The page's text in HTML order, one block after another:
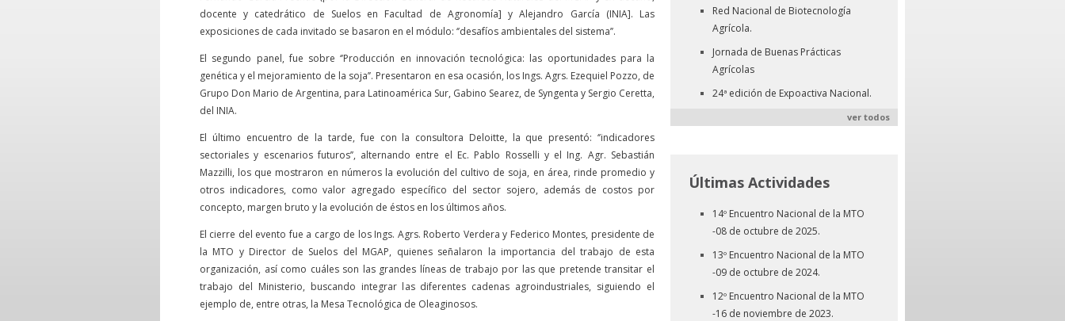
docente y catedrático de Suelos en Facultad de Agronomía] y Alejandro García (INIA]. Las
exposiciones de cada invitado se basaron en el módulo: ‘’desafíos ambientales del sistema’’.
El segundo panel, fue sobre ‘’Producción en innovación tecnológica: las oportunidades para la
genética y el mejoramiento de la soja’’. Presentaron en esa ocasión, los Ings. Agrs. Ezequiel Pozzo, de
Grupo Don Mario de Argentina, para Latinoamérica Sur, Gabino Searez, de Syngenta y Sergio Ceretta,
del INIA.
El último encuentro de la tarde, fue con la consultora Deloitte, la que presentó: ‘’indicadores
sectoriales y escenarios futuros’’, alternando entre el Ec. Pablo Rosselli y el Ing. Agr. Sebastián
Mazzilli, los que mostraron en números la evolución del cultivo de soja, en área, rinde promedio y
otros indicadores, como valor agregado específico del sector sojero, además de costos por
concepto, margen bruto y la evolución de éstos en los últimos años.
El cierre del evento fue a cargo de los Ings. Agrs. Roberto Verdera y Federico Montes, presidente de
la MTO y Director de Suelos del MGAP, quienes señalaron la importancia del trabajo de esta
organización, así como cuáles son las grandes líneas de trabajo por las que pretende transitar el
trabajo del Ministerio, buscando integrar las diferentes cadenas agroindustriales, siguiendo el
ejemplo de, entre otras, la Mesa Tecnológica de Oleaginosos.
Red Nacional de Biotecnología
Agrícola.
Jornada de Buenas Prácticas
Agrícolas
24ª edición de Expoactiva Nacional.
ver todos
Últimas Actividades
14º Encuentro Nacional de la MTO
-08 de octubre de 2025.
13º Encuentro Nacional de la MTO
-09 de octubre de 2024.
12º Encuentro Nacional de la MTO
-16 de noviembre de 2023.